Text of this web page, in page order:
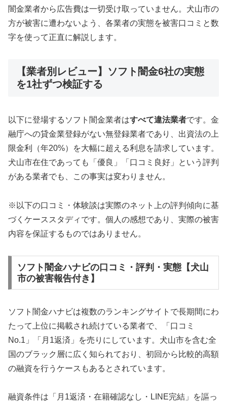
闇金業者から広告費は一切受け取っていません。犬山市の
方が被害に遭わないよう、各業者の実態を被害口コミと数
字を使って正直に解説します。
【業者別レビュー】ソフト闇金6社の実態
を1社ずつ検証する
以下に登場するソフト闇金業者はすべて違法業者です。金
融庁への貸金業登録がない無登録業者であり、出資法の上
限金利（年20%）を大幅に超える利息を請求しています。
犬山市在住であっても「優良」「口コミ良好」という評判
がある業者でも、この事実は変わりません。
※以下の口コミ・体験談は実際のネット上の評判傾向に基
づくケーススタディです。個人の感想であり、実際の被害
内容を保証するものではありません。
ソフト闇金ハナビの口コミ・評判・実態【犬山
市の被害報告付き】
ソフト闇金ハナビは複数のランキングサイトで長期間にわ
たって上位に掲載され続けている業者で、「口コミ
No.1」「月1返済」を売りにしています。犬山市を含む全
国のブラック層に広く知られており、初回から比較的高額
の融資を行うケースもあるとされています。
融資条件は「月1返済・在籍確認なし・LINE完結」を謳っ